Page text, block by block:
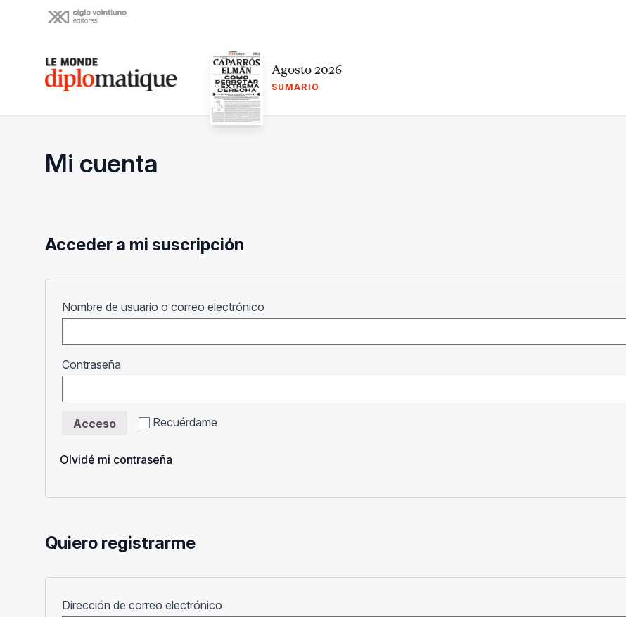
Le monde diplomatique Agosto 2026
SUMARIO
Mi cuenta
Acceder a mi suscripción
Nombre de usuario o correo electrónico
Contraseña
Recuérdame
Acceso
Olvidé mi contraseña
Quiero registrarme
Dirección de correo electrónico